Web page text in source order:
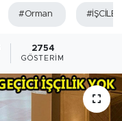
#Orman
2754
GÖSTERIM